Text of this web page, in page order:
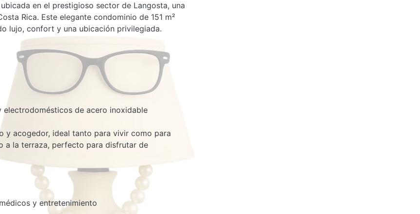
en el prestigioso sector de Langosta, una
Rica. Este elegante condominio de 151 m²
lujo, confort y una ubicación privilegiada.
de acero inoxidable
y acogedor, ideal tanto para vivir como para
a la terraza, perfecto para disfrutar de
y entretenimiento